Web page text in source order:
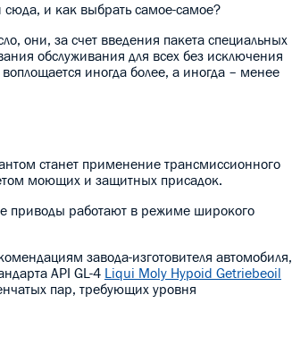
сюда, и как выбрать самое-самое?
они, за счет введения пакета специальных
обслуживания для всех без исключения
иногда более, а иногда – менее
станет применение трансмиссионного
моющих и защитных присадок.
приводы работают в режиме широкого
завода-изготовителя автомобиля,
API GL-4 Liqui Moly Hypoid Getriebeoil
пар, требующих уровня